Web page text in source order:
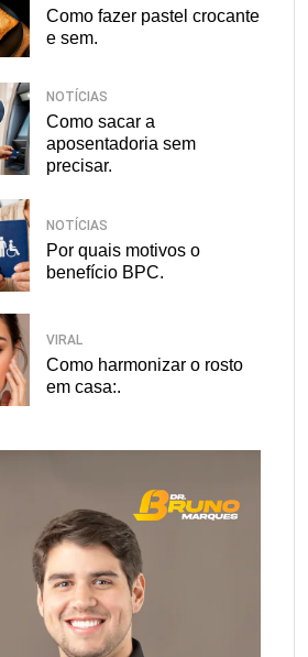
Como fazer pastel crocante
e sem.
NOTÍCIAS
Como sacar a
aposentadoria sem
precisar.
NOTÍCIAS
Por quais motivos o
benefício BPC.
VIRAL
Como harmonizar o rosto
em casa:.